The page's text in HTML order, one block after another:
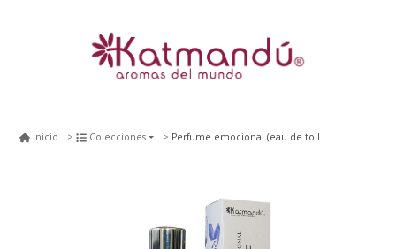
Inicio Colecciones Perfume emocional (eau de toilette) fluye 10 ml.